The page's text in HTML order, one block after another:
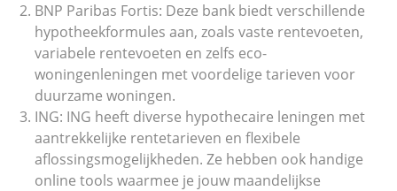
BNP Paribas Fortis: Deze bank biedt verschillende
hypotheekformules aan, zoals vaste rentevoeten,
variabele rentevoeten en zelfs eco-
woningenleningen met voordelige tarieven voor
duurzame woningen.
ING: ING heeft diverse hypothecaire leningen met
aantrekkelijke rentetarieven en flexibele
aflossingsmogelijkheden. Ze hebben ook handige
online tools waarmee je jouw maandelijkse